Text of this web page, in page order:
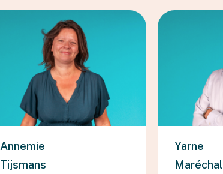
Annemie
Tijsmans
Yarne
Maréchal